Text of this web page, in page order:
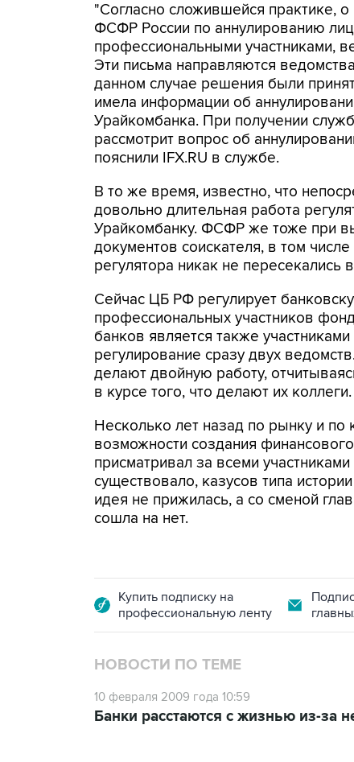
"Согласно сложившейся практике,
ФСФР России по аннулированию
профессиональными участниками,
Эти письма направляются
данном случае решения были
имела информации об
Урайкомбанка. При получении
рассмотрит вопрос об
пояснили IFX.RU в службе.
В то же время, известно, что
довольно длительная работа
Урайкомбанку. ФСФР же тоже при
документов соискателя, в том
регулятора никак не пересекались
Сейчас ЦБ РФ регулирует
профессиональных участников
банков является также
регулирование сразу двух
делают двойную работу,
в курсе того, что делают их коллеги.
Несколько лет назад по рынку и
возможности создания
присматривал за всеми
существовало, казусов типа
идея не прижилась, а со сменой
сошла на нет.
Купить подписку на
профессиональную ленту
НОВОСТИ ПО ТЕМЕ
10 февраля 2009 года 10:59
Банки расстаются с жизнью из-за